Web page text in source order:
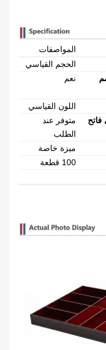
المواصفات
الحجم القياسي
مم (عرض) × 55 مم
نعم
اللون القياسي
فاتح
متوفر عند
الطلب
ميزة خاصة
100 قطعة